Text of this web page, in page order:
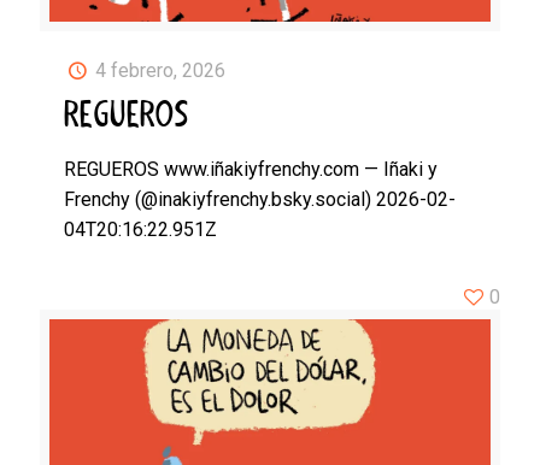
4 febrero, 2026
REGUEROS
REGUEROS www.iñakiyfrenchy.com — Iñaki y
Frenchy (@inakiyfrenchy.bsky.social) 2026-02-
04T20:16:22.951Z
0